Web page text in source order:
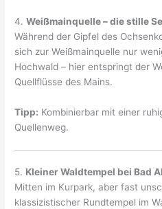
4.Weißmainquelle – die stille
Während der Gipfel des
sich zur Weißmainquelle nur
Hochwald – hier entspringt der
Quellflüsse des Mains.
Tipp: Kombinierbar mit einer
Quellenweg.
5. Kleiner Waldtempel bei Bad
Mitten im Kurpark, aber fast
klassizistischer Rundtempel im